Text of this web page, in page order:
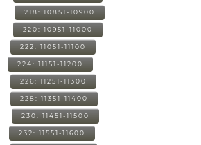
218: 10851-10900
220: 10951-11000
222: 11051-11100
224: 11151-11200
226: 11251-11300
228: 11351-11400
230: 11451-11500
232: 11551-11600